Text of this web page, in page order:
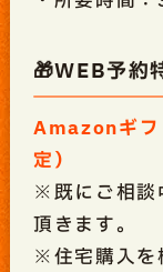
🎁WEB予約
Amazonギフ
定）
※既にご相談
頂きます。
※住宅購入を